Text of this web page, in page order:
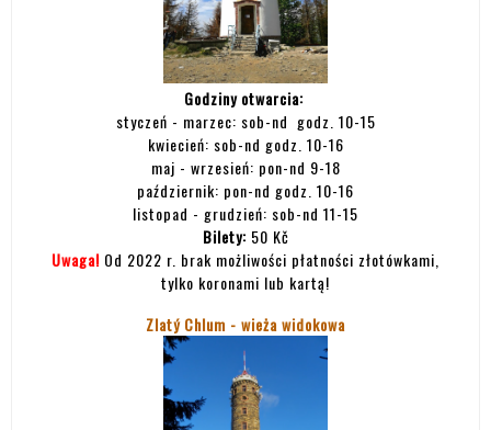
Godziny otwarcia:
styczeń - marzec: sob-nd godz. 10-15
kwiecień: sob-nd godz. 10-16
maj - wrzesień: pon-nd 9-18
październik: pon-nd godz. 10-16
listopad - grudzień: sob-nd 11-15
Bilety: 50 Kč
Uwaga! Od 2022 r. brak możliwości płatności złotówkami,
tylko koronami lub kartą!
Zlatý Chlum - wieża widokowa